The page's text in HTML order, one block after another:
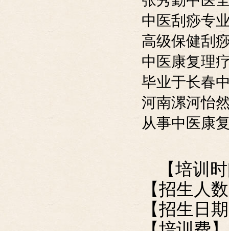
中医刮痧专
高级保健刮
中医康复理
毕业于长春
河南漯河怡
从事中医康
【培训
【招生
【招生日